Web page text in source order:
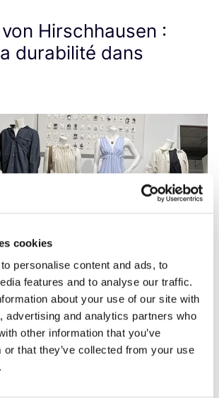
cookies
personalise content and ads, to
features and to analyse our traffic.
about your use of our site with
advertising and analytics partners who
other information that you’ve
or that they’ve collected from your use
Hirschhausen :
durabilité dans
est une véri­table
le monde de la mode durable.
faveur de la dura­bi­li­téne se limite pas
de pre­mière qua­li­té